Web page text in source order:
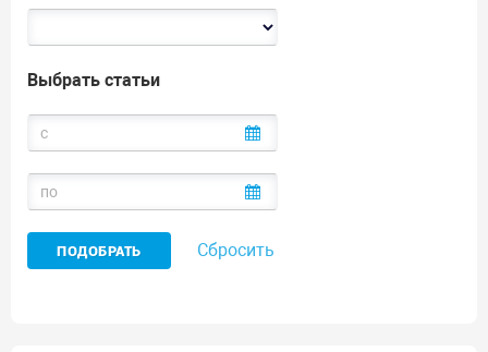
Выбрать статьи
Сбросить